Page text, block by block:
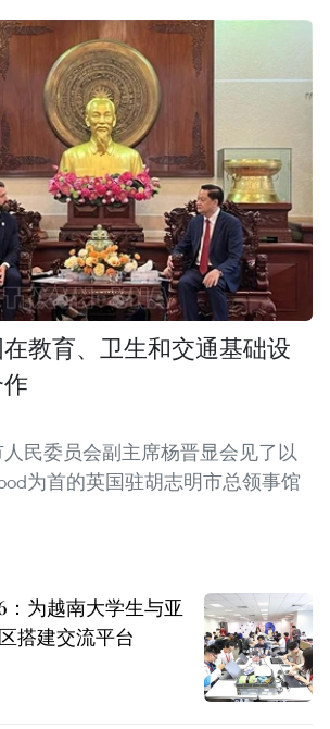
教育、卫生和交通基础设
人民委员会副主席杨晋显会见了以
为首的英国驻胡志明市总领事馆
：为越南大学生与亚
搭建交流平台